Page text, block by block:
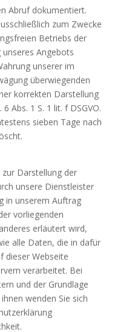
Abruf dokumentiert.
zum Zwecke
Betriebs der
unseres Angebots
unserer im
überwiegenden
korrekten Darstellung
Abs. 1 S. 1 lit. f DSGVO.
sieben Tage nach
Darstellung der
unsere Dienstleister
in unserem Auftrag
vorliegenden
erläutert wird,
alle Daten, die in dafür
dieser Webseite
verarbeitet. Bei
und der Grundlage
wenden Sie sich